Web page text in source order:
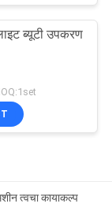
ब्यूटी उपकरण
त्वचा कायाकल्प